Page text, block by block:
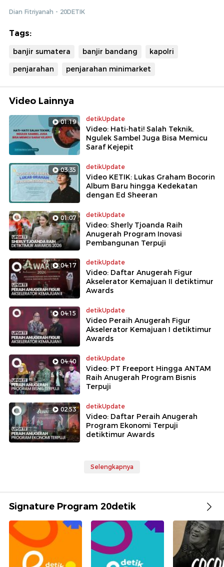
Dian Fitriyanah - 20DETIK
Tags:
banjir sumatera banjir bandang
kapolri
penjarahan
penjarahan minimarket
Video Lainnya
01:19 detikUpdate
Video: Hati-hati! Salah Teknik,
Ngulek Sambel Juga Bisa Memicu
Saraf Kejepit
03:35 detikUpdate
Video KETIK: Lukas Graham Bocorin
Album Baru hingga Kedekatan
dengan Ed Sheeran
01:07 detikUpdate
Video: Sherly Tjoanda Raih
Anugerah Program Inovasi
Pembangunan Terpuji
04:17 detikUpdate
Video: Daftar Anugerah Figur
Akselerator Kemajuan II detiktimur
Awards
04:15 detikUpdate
Video Peraih Anugerah Figur
Akselerator Kemajuan I detiktimur
Awards
04:40 detikUpdate
Video: PT Freeport Hingga ANTAM
Raih Anugerah Program Bisnis
Terpuji
02:53 detikUpdate
Video: Daftar Peraih Anugerah
Program Ekonomi Terpuji
detiktimur Awards
Selengkapnya
Signature Program 20detik